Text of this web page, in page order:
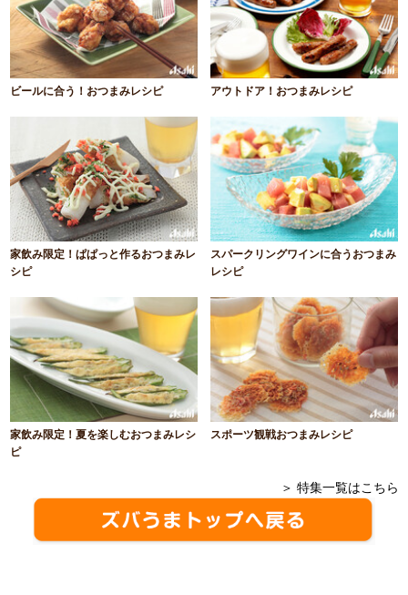
ビールに合う！おつまみレシピ アウトドア！おつまみレシピ
家飲み限定！ぱぱっと作るおつまみレ
シピ
スパークリングワインに合うおつまみ
レシピ
家飲み限定！夏を楽しむおつまみレシ
ピ
スポーツ観戦おつまみレシピ
＞ 特集一覧はこちら